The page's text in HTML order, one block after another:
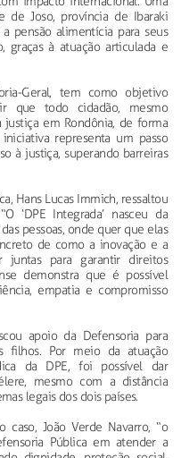
de Joso, província de Ibaraki
pensão alimentícia para seus
graças à atuação articulada e
Geral, tem como objetivo
que todo cidadão, mesmo
justiça em Rondônia, de forma
representa um passo
à justiça, superando barreiras
Hans Lucas Immich, ressaltou
‘DPE Integrada’ nasceu da
pessoas, onde quer que elas
de como a inovação e a
juntas para garantir direitos
demonstra que é possível
empatia e compromisso
apoio da Defensoria para
filhos. Por meio da atuação
da DPE, foi possível dar
mesmo com a distância
legais dos dois países.
João Verde Navarro, “o
Pública em atender a